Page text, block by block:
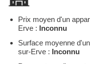
Prix moyen d'un
Erve : Inconnu
Surface moyenne
sur-Erve : Inconnu